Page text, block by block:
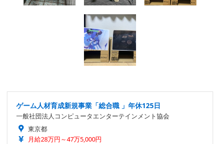
ゲーム人材育成新規事業「総合職 」年休125日
一般社団法人コンピュータエンターテインメント協会
東京都
月給28万円～47万5,000円